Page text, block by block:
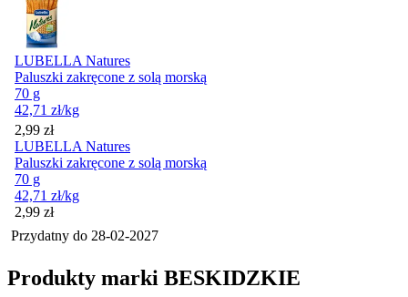
LUBELLA Natures
Paluszki zakręcone z solą morską
70 g
42,71 zł/kg
Cena
2,99 zł
LUBELLA Natures
Paluszki zakręcone z solą morską
70 g
42,71 zł/kg
Cena
2,99 zł
Przydatny do 28-02-2027
Produkty marki BESKIDZKIE